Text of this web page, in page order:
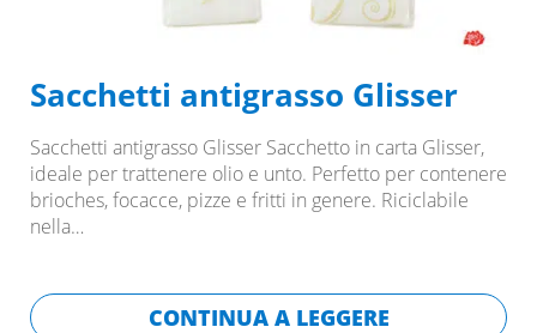
Sacchetti antigrasso Glisser
Sacchetti antigrasso Glisser Sacchetto in carta Glisser,
ideale per trattenere olio e unto. Perfetto per contenere
brioches, focacce, pizze e fritti in genere. Riciclabile
nella…
CONTINUA A LEGGERE